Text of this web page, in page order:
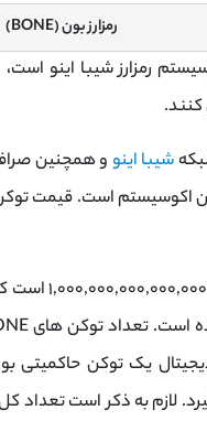
رمزارز بون (BONE)
شیبا اینو و همچنین
دیجیتال یک توکن